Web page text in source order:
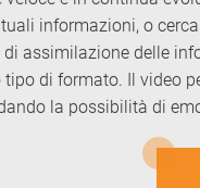
informazioni, o
di assimilazione delle
di formato. Il video
la possibilità di